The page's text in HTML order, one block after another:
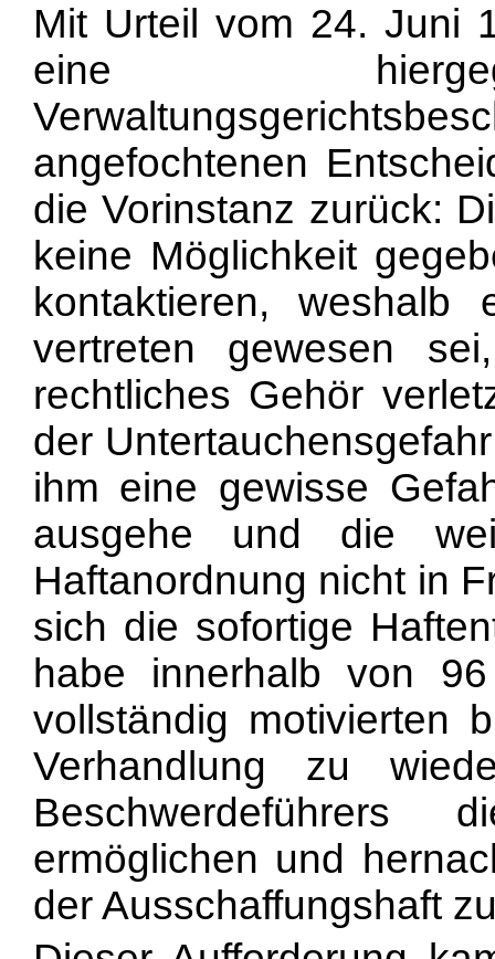
Mit Urteil vom 24. Juni
eine
angefochtenen
die Vorinstanz zurück:
keine Möglichkeit
kontaktieren,
vertreten gewesen
rechtliches Gehör
der
ihm eine gewisse
ausgehe und die
Haftanordnung nicht in
sich die sofortige
habe innerhalb von
vollständig motivierten
Verhandlung zu
ermöglichen und
der Ausschaffungshaft